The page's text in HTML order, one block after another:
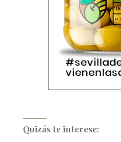
Quizás te interese: